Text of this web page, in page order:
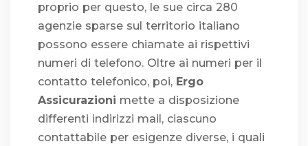
proprio per questo, le sue circa 280
agenzie sparse sul territorio italiano
possono essere chiamate ai rispettivi
numeri di telefono. Oltre ai numeri per il
contatto telefonico, poi, Ergo
Assicurazioni mette a disposizione
differenti indirizzi mail, ciascuno
contattabile per esigenze diverse, i quali